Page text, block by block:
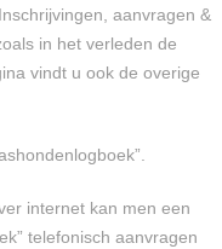
aanvragen &
in het verleden de
vindt u ook de overige
internet kan men een
telefonisch aanvragen